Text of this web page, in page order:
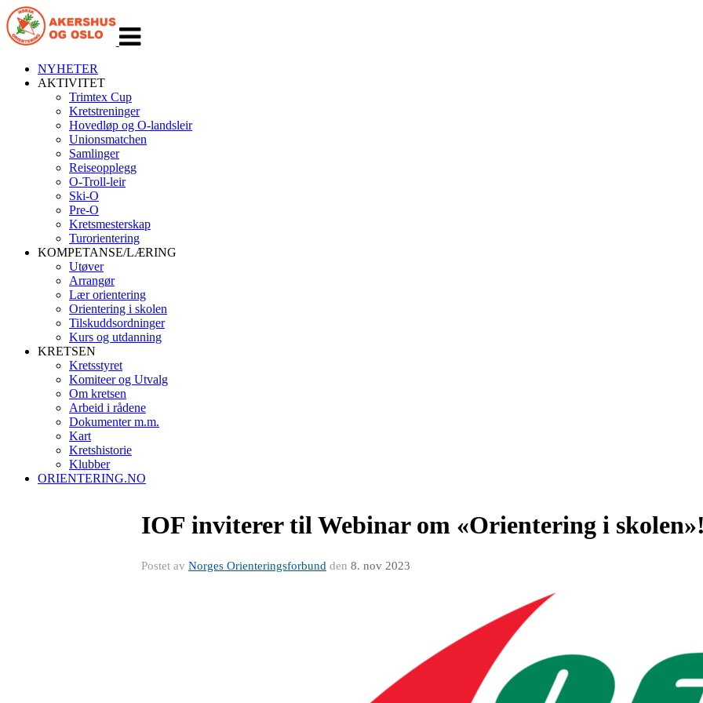
navigasjon
NYHETER
AKTIVITET
Trimtex Cup
Kretstreninger
Hovedløp og O-landsleir
Unionsmatchen
Samlinger
Reiseopplegg
O-Troll-leir
Ski-O
Pre-O
Kretsmesterskap
Turorientering
KOMPETANSE/LÆRING
Utøver
Arrangør
Lær orientering
Orientering i skolen
Tilskuddsordninger
Kurs og utdanning
KRETSEN
Kretsstyret
Komiteer og Utvalg
Om kretsen
Arbeid i rådene
Dokumenter m.m.
Kart
Kretshistorie
Klubber
ORIENTERING.NO
IOF inviterer til Webinar om «Orientering i
Postet av Norges Orienteringsforbund den 8. nov 2023